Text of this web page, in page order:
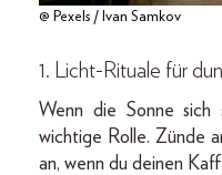
@ Pexels / Ivan Samkov
1. Licht-Rituale für
Wenn die Sonne
wichtige Rolle. Zünde
an, wenn du deinen